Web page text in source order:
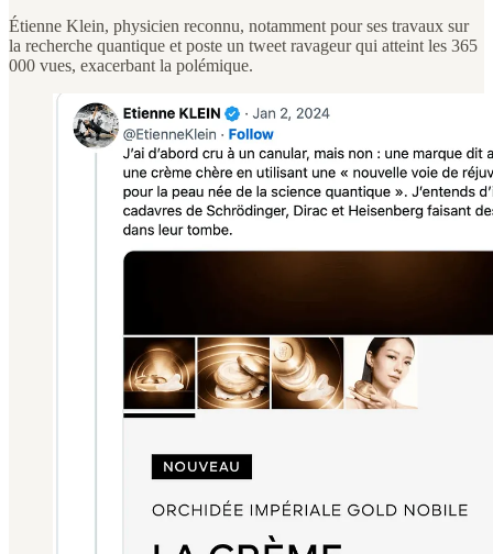
Étienne Klein, physicien reconnu, notamment pour ses travaux sur
la recherche quantique et poste un tweet ravageur qui atteint les 365
000 vues, exacerbant la polémique.